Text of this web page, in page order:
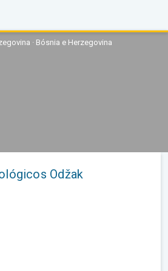
· Bósnia e Herzegovina
Odžak